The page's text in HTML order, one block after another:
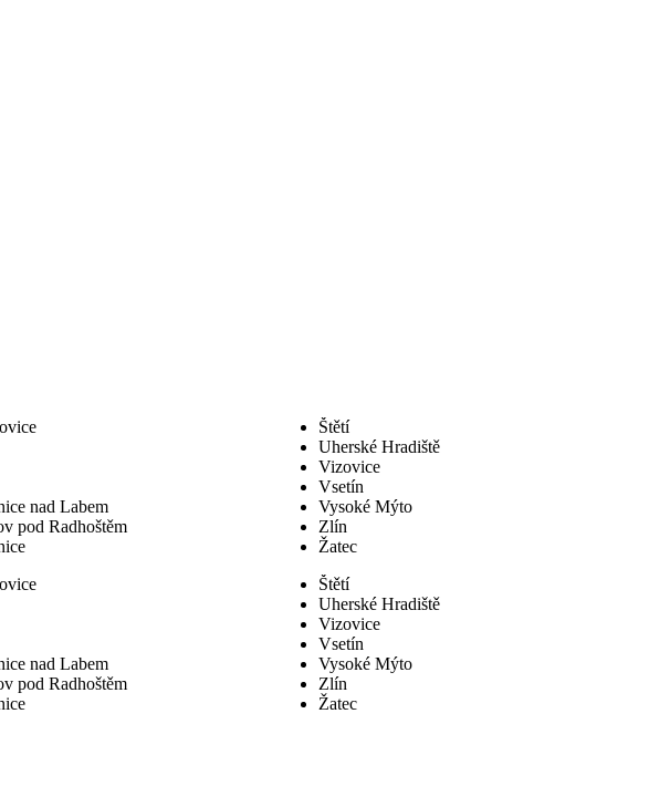
nad Labem
pod Radhoštěm
Štětí
Uherské Hradiště
Vizovice
Vsetín
Vysoké Mýto
Zlín
Žatec
nad Labem
pod Radhoštěm
Štětí
Uherské Hradiště
Vizovice
Vsetín
Vysoké Mýto
Zlín
Žatec